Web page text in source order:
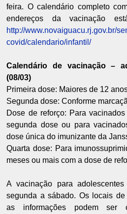
feira. O calendário completo
endereços da vacinação
http://www.novaiguacu.rj.gov.br/
covid/calendario/infantil/
Calendário de vacinação –
(08/03)
Primeira dose: Maiores de 12
Segunda dose: Conforme
Dose de reforço: Para
segunda dose ou para
dose única do imunizante da
Quarta dose: Para
meses ou mais com a dose de
A vacinação para
segunda a sábado. Os locais
as informações podem ser